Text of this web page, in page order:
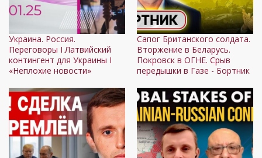
Украина. Россия.
Переговоры І Латвийский
контингент для Украины І
«Неплохие новости»
Сапог Британского солдата.
Вторжение в Беларусь.
Покровск в ОГНЕ. Срыв
передышки в Газе - Бортник